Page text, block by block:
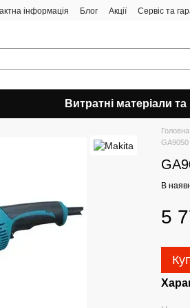
інформація Блог Акції Сервіс та
Витратні матеріали
Головна
В
5